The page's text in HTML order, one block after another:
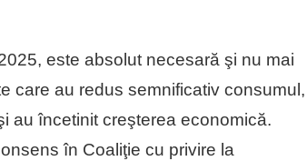
este absolut necesară şi nu mai
care au redus semnificativ consumul,
au încetinit creşterea economică.
în Coaliţie cu privire la